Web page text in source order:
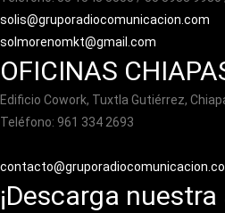
solis@gruporadiocomunicacion.com
solmorenomkt@gmail.com
OFICINAS
Edificio Cowork, Tuxtla Gutiérrez,
Teléfono: 961 334 2693
¡Descarga nuestra